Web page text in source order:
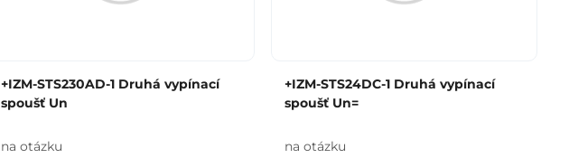
+IZM-STS230AD-1 Druhá vypínací
spoušť Un
na otázku
+IZM-STS24DC-1 Druhá vypínací
spoušť Un=
na otázku